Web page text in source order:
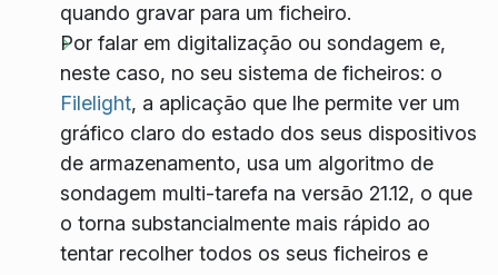
quando gravar para um ficheiro.
Por falar em digitalização ou sondagem e,
neste caso, no seu sistema de ficheiros: o
Filelight, a aplicação que lhe permite ver um
gráfico claro do estado dos seus dispositivos
de armazenamento, usa um algoritmo de
sondagem multi-tarefa na versão 21.12, o que
o torna substancialmente mais rápido ao
tentar recolher todos os seus ficheiros e